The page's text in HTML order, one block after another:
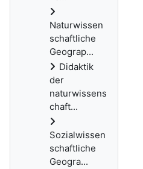
Naturwissen
schaftliche
Geograp...
Didaktik
der
naturwissens
chaft...
Sozialwissen
schaftliche
Geogra...